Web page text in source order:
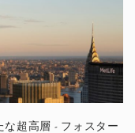
超高層 - フォスター